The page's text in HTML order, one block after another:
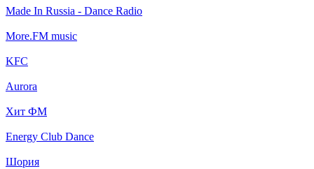
Made In Russia - Dance Radio
More.FM music
KFC
Aurora
Хит ФМ
Energy Club Dance
Шория